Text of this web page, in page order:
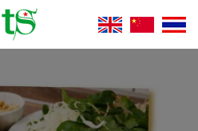
Tour
Lịch
Việt
Nam